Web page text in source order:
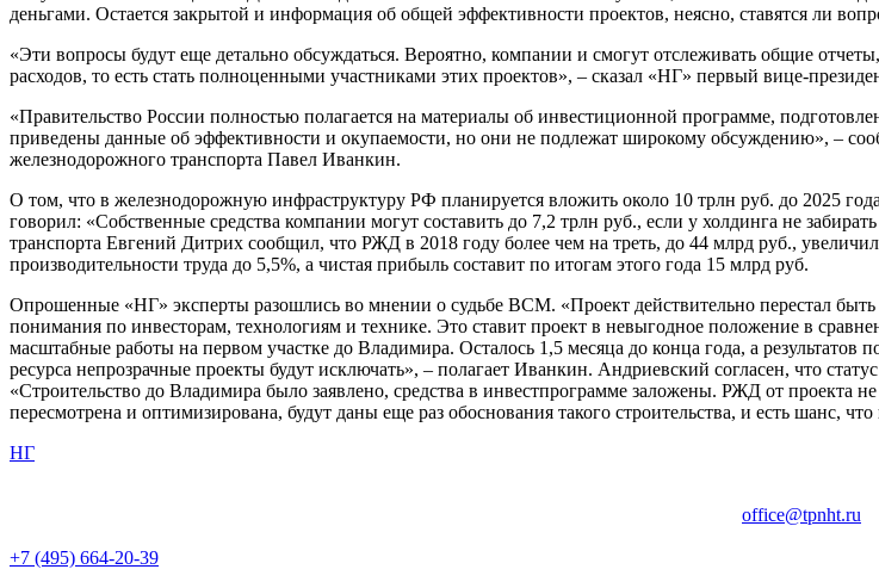
деньгами. Остается закрытой и информация об общей эффективности проектов, неясно, ставятся ли
«Эти вопросы будут еще детально обсуждаться. Вероятно, компании и смогут отслеживать общие
расходов, то есть стать полноценными участниками этих проектов», – сказал «НГ» первый вице-
«Правительство России полностью полагается на материалы об инвестиционной программе,
приведены данные об эффективности и окупаемости, но они не подлежат широкому обсуждению», –
железнодорожного транспорта Павел Иванкин.
О том, что в железнодорожную инфраструктуру РФ планируется вложить около 10 трлн руб. до 2025
говорил: «Собственные средства компании могут составить до 7,2 трлн руб., если у холдинга не
транспорта Евгений Дитрих сообщил, что РЖД в 2018 году более чем на треть, до 44 млрд руб.,
производительности труда до 5,5%, а чистая прибыль составит по итогам этого года 15 млрд руб.
Опрошенные «НГ» эксперты разошлись во мнении о судьбе ВСМ. «Проект действительно перестал
понимания по инвесторам, технологиям и технике. Это ставит проект в невыгодное положение в
масштабные работы на первом участке до Владимира. Осталось 1,5 месяца до конца года, а
ресурса непрозрачные проекты будут исключать», – полагает Иванкин. Андриевский согласен, что
«Строительство до Владимира было заявлено, средства в инвестпрограмме заложены. РЖД от проекта
пересмотрена и оптимизирована, будут даны еще раз обоснования такого строительства, и есть шанс,
НГ
office@tpnht.ru
+7 (495) 664-20-39